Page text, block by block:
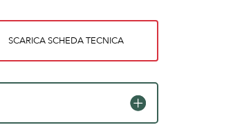
SCARICA SCHEDA TECNICA